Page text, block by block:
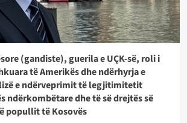
(gandiste), guerila e UÇK-së, roli i
të Amerikës dhe ndërhyrja e
e ndërveprimit të legjitimitetit
ndërkombëtare dhe të së drejtës së
popullit të Kosovës